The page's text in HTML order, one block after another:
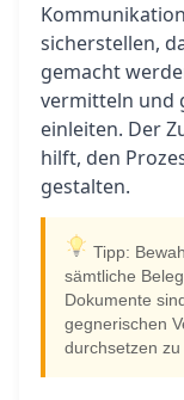
sicherstellen,
gemacht
vermitteln und
einleiten. Der
hilft, den
gestalten.
Tipp:
sämtliche
Dokumente
gegnerischen
durchsetzen zu